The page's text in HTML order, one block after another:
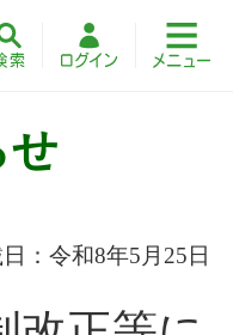
せ
：令和8年5月25日